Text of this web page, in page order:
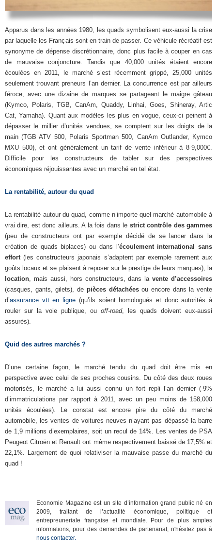
Apparus dans les années 1980, les quads symbolisent eux-aussi la crise
par laquelle les Français sont en train de passer. Ce véhicule récréatif est
synonyme de dépense discrétionnaire, donc plus facile à couper en cas
de mauvaise conjoncture. Tandis que 40,000 unités étaient encore
écoulées en 2011, le marché s’est récemment grippé, 25,000 unités
seulement trouvant preneurs l’an dernier. La concurrence est par ailleurs
féroce, avec une dizaine de marques se partageant le maigre gâteau
(Kymco, Polaris, TGB, CanAm, Quaddy, Linhai, Goes, Shineray, Artic
Cat, Yamaha). Quant aux modèles les plus en vogue, ceux-ci peinent à
dépasser le millier d’unités vendues, se comptent sur les doigts de la
main (TGB ATV 500, Polaris Sportman 500, CanAm Outlander, Kymco
MXU 500), et ont généralement un tarif de vente inférieur à 8-9,000€.
Difficile pour les constructeurs de tabler sur des perspectives
économiques réjouissantes avec un marché en tel état.
La rentabilité, autour du quad
La rentabilité autour du quad, comme n’importe quel marché automobile à
vrai dire, est donc ailleurs. A la fois dans le strict contrôle des gammes
(peu de constructeurs ont par exemple décidé de se lancer dans la
création de quads biplaces) ou dans l’écoulement international sans
effort(les constructeurs japonais s’adaptent par exemple rarement aux
goûts locaux et se plaisent à reposer sur le prestige de leurs marques), la
location, mais aussi, hors constructeurs, dans lavente d’accessoires
(casques, gants, gilets), de pièces détachéesou encore dans la vente
d’assurance vtt en ligne (qu’ils soient homologués et donc autorités à
rouler sur la voie publique, ou off-road, les quads doivent eux-aussi
assurés).
Quid des autres marchés ?
D’une certaine façon, le marché tendu du quad doit être mis en
perspective avec celui de ses proches cousins. Du côté des deux roues
motorisés, le marché a lui aussi connu un fort repli l’an dernier (-9%
d’immatriculations par rapport à 2011, avec un peu moins de 158,000
unités écoulées). Le constat est encore pire du côté du marché
automobile, les ventes de voitures neuves n’ayant pas dépassé la barre
de 1,9 millions d’exemplaires, soit un recul de 14%. Les ventes de PSA
Peugeot Citroën et Renault ont même respectivement baissé de 17,5% et
22,1%. Largement de quoi relativiser la mauvaise passe du marché du
quad !
Economie Magazine est un site d’information grand public né en
2009, traitant de l’actualité économique, politique et
entrepreuneriale française et mondiale. Pour de plus amples
informations, pour des demandes de partenariat, n'hésitez pas à
nous contacter.